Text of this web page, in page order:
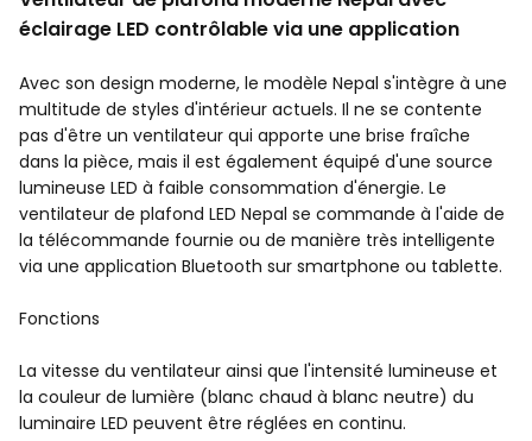
éclairage LED contrôlable via une application
Avec son design moderne, le modèle Nepal s'intègre à une
multitude de styles d'intérieur actuels. Il ne se contente
pas d'être un ventilateur qui apporte une brise fraîche
dans la pièce, mais il est également équipé d'une source
lumineuse LED à faible consommation d'énergie. Le
ventilateur de plafond LED Nepal se commande à l'aide de
la télécommande fournie ou de manière très intelligente
via une application Bluetooth sur smartphone ou tablette.
Fonctions
La vitesse du ventilateur ainsi que l'intensité lumineuse et
la couleur de lumière (blanc chaud à blanc neutre) du
luminaire LED peuvent être réglées en continu.